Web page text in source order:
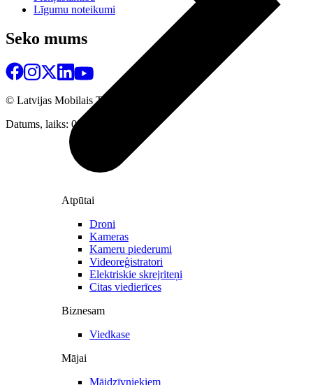
Atpūtai
Droni
Kameras
Kameru piederumi
Videoreģistratori
Elektriskie skrejriteņi
Citas viedierīces
Biznesam
Viedkase
Mājai
Mājdzīvniekiem
Līgumu noteikumi
Seko mums
© Latvijas Mobilais Telefons
Datums, laiks: 08.08.2026 09:57